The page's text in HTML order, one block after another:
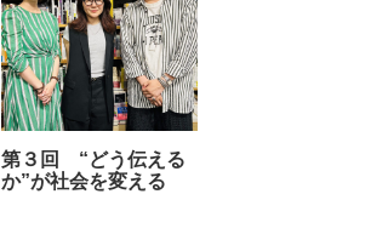
第３回 “どう伝える
か”が社会を変える